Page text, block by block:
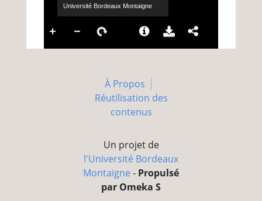
À Propos
Réutilisation des
contenus
Un projet de
l'Université Bordeaux
Montaigne - Propulsé
par Omeka S